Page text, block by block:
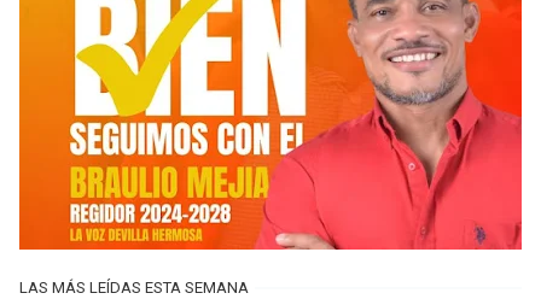
LAS MÁS LEÍDAS ESTA SEMANA